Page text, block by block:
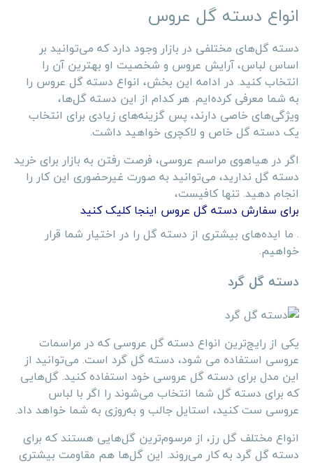
انواع دسته گل عروس
دسته گل‌های مختلفی در بازار وجود دارد که می‌توانید بر
اساس لباس، آرایش عروس و شخصیت او بهترین آن را
انتخاب کنید. در ادامه این بخش، انواع دسته گل عروس را
به شما معرفی کرده‌ایم. هر کدام از این دسته گل‌ها،
ویژگی‌های خاصی دارند، پس گزینه‌های زیادی برای انتخاب
یک دسته گل خاص و لاکچری خواهید داشت.
اگر در هیاهوی مراسم عروسی، فرصت رفتن به بازار برای خرید
دسته گل ندارید،‌ می‌توانید به صورت غیرحضوری این کار را
انجام دهید. تنها کافیست،
برای سفارش دسته گل عروس اینجا کلیک کنید
. ما ایده‌های بیشتری از دسته گل را در اختیار شما قرار
خواهیم.
دسته گل گرد
یکی از رایج‌ترین انواع دسته گل عروسی که در مراسمات
عروسی استفاده می شود، دسته گل گرد است. می‌توانید از
این مدل برای دسته گل عروسی خود استفاده کنید. گل‌هایی
که برای دسته گل شما انتخاب می‌شوند را اگر با لباس
عروسی ست کنید، استایل جالب و به‌روزی به شما خواهد داد.
انواع مختلف گل رز، از مرسوم‌ترین گل‌هایی هستند که برای
دسته گل گرد به کار می‌روند. این گل‌ها هم مقاومت بیشتری